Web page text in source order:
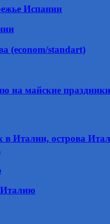
Испании
(econom/standart)
на майские праздники
в Италии, острова
Италию